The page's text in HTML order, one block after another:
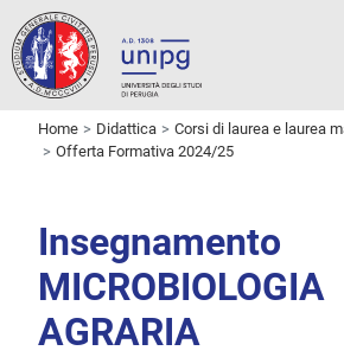
Home Didattica Corsi di laurea e laurea
Offerta Formativa 2024/25
Insegnamento
MICROBIOLOGIA
AGRARIA